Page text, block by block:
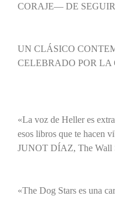
CORAJE— DE
UN CLÁSICO
CELEBRADO POR LA
«La voz de Heller es
esos libros que te hacen
JUNOT DÍAZ, The Wall
«The Dog Stars es una